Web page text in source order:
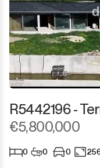
R5442196 -
€5,800,000
0 0 0